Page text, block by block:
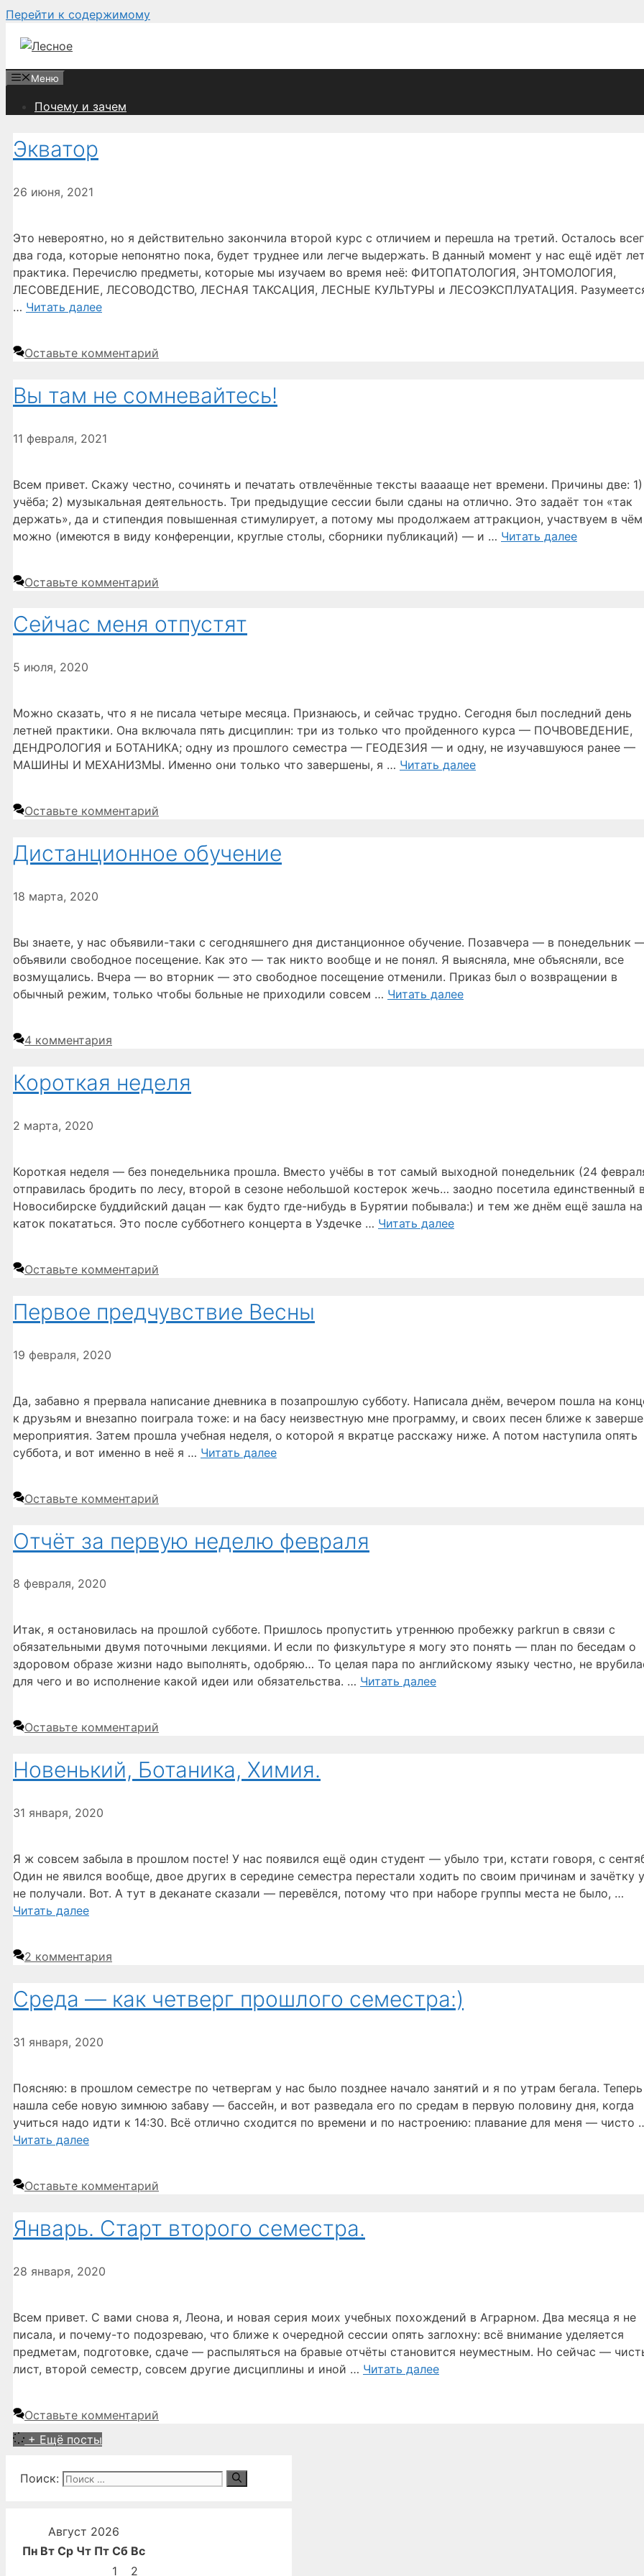
Перейти к содержимому
Меню
Почему и зачем
Экватор
26 июня, 2021
Это невероятно, но я действительно закончила второй курс с отличием и перешла на третий. Осталось
два года, которые непонятно пока, будет труднее или легче выдержать. В данный момент у нас ещё идёт
практика. Перечислю предметы, которые мы изучаем во время неё: ФИТОПАТОЛОГИЯ, ЭНТОМОЛОГИЯ,
ЛЕСОВЕДЕНИЕ, ЛЕСОВОДСТВО, ЛЕСНАЯ ТАКСАЦИЯ, ЛЕСНЫЕ КУЛЬТУРЫ и ЛЕСОЭКСПЛУАТАЦИЯ.
… Читать далее
Оставьте комментарий
Вы там не сомневайтесь!
11 февраля, 2021
Всем привет. Скажу честно, сочинять и печатать отвлечённые тексты вааааще нет времени. Причины две: 1)
учёба; 2) музыкальная деятельность. Три предыдущие сессии были сданы на отлично. Это задаёт тон «так
держать», да и стипендия повышенная стимулирует, а потому мы продолжаем аттракцион, участвуем в чём
можно (имеются в виду конференции, круглые столы, сборники публикаций) — и … Читать далее
Оставьте комментарий
Сейчас меня отпустят
5 июля, 2020
Можно сказать, что я не писала четыре месяца. Признаюсь, и сейчас трудно. Сегодня был последний день
летней практики. Она включала пять дисциплин: три из только что пройденного курса — ПОЧВОВЕДЕНИЕ,
ДЕНДРОЛОГИЯ и БОТАНИКА; одну из прошлого семестра — ГЕОДЕЗИЯ — и одну, не изучавшуюся ранее —
МАШИНЫ И МЕХАНИЗМЫ. Именно они только что завершены, я … Читать далее
Оставьте комментарий
Дистанционное обучение
18 марта, 2020
Вы знаете, у нас объявили-таки с сегодняшнего дня дистанционное обучение. Позавчера — в понедельник
объявили свободное посещение. Как это — так никто вообще и не понял. Я выясняла, мне объясняли, все
возмущались. Вчера — во вторник — это свободное посещение отменили. Приказ был о возвращении в
обычный режим, только чтобы больные не приходили совсем … Читать далее
4 комментария
Короткая неделя
2 марта, 2020
Короткая неделя — без понедельника прошла. Вместо учёбы в тот самый выходной понедельник (24
отправилась бродить по лесу, второй в сезоне небольшой костерок жечь… заодно посетила единственный
Новосибирске буддийский дацан — как будто где-нибудь в Бурятии побывала:) и тем же днём ещё зашла на
каток покататься. Это после субботнего концерта в Уздечке … Читать далее
Оставьте комментарий
Первое предчувствие Весны
19 февраля, 2020
Да, забавно я прервала написание дневника в позапрошлую субботу. Написала днём, вечером пошла на
к друзьям и внезапно поиграла тоже: и на басу неизвестную мне программу, и своих песен ближе к
мероприятия. Затем прошла учебная неделя, о которой я вкратце расскажу ниже. А потом наступила опять
суббота, и вот именно в неё я … Читать далее
Оставьте комментарий
Отчёт за первую неделю февраля
8 февраля, 2020
Итак, я остановилась на прошлой субботе. Пришлось пропустить утреннюю пробежку parkrun в связи с
обязательными двумя поточными лекциями. И если по физкультуре я могу это понять — план по беседам о
здоровом образе жизни надо выполнять, одобряю… То целая пара по английскому языку честно, не
для чего и во исполнение какой идеи или обязательства. … Читать далее
Оставьте комментарий
Новенький, Ботаника, Химия.
31 января, 2020
Я ж совсем забыла в прошлом посте! У нас появился ещё один студент — убыло три, кстати говоря, с
Один не явился вообще, двое других в середине семестра перестали ходить по своим причинам и зачётку
не получали. Вот. А тут в деканате сказали — перевёлся, потому что при наборе группы места не было, …
Читать далее
2 комментария
Среда — как четверг прошлого семестра:)
31 января, 2020
Поясняю: в прошлом семестре по четвергам у нас было позднее начало занятий и я по утрам бегала.
нашла себе новую зимнюю забаву — бассейн, и вот разведала его по средам в первую половину дня, когда
учиться надо идти к 14:30. Всё отлично сходится по времени и по настроению: плавание для меня — чисто
Читать далее
Оставьте комментарий
Январь. Старт второго семестра.
28 января, 2020
Всем привет. С вами снова я, Леона, и новая серия моих учебных похождений в Аграрном. Два месяца я не
писала, и почему-то подозреваю, что ближе к очередной сессии опять заглохну: всё внимание уделяется
предметам, подготовке, сдаче — распыляться на бравые отчёты становится неуместным. Но сейчас —
лист, второй семестр, совсем другие дисциплины и иной … Читать далее
Оставьте комментарий
+ Ещё посты
Поиск:
Август 2026
Пн Вт Ср Чт Пт Сб Вс
1
2